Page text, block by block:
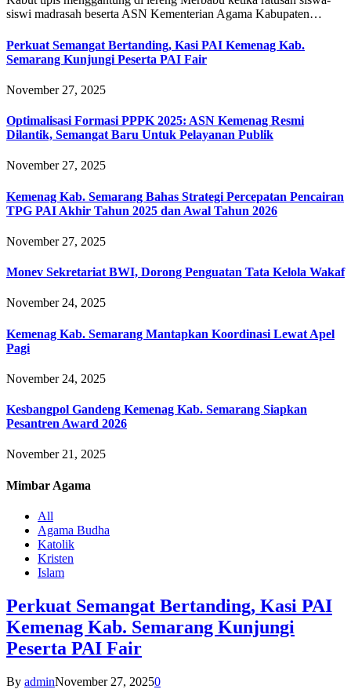
siswi madrasah beserta ASN Kementerian Agama Kabupaten…
Perkuat Semangat Bertanding, Kasi PAI Kemenag Kab.
Semarang Kunjungi Peserta PAI Fair
November 27, 2025
Optimalisasi Formasi PPPK 2025: ASN Kemenag Resmi
Dilantik, Semangat Baru Untuk Pelayanan Publik
November 27, 2025
Kemenag Kab. Semarang Bahas Strategi Percepatan Pencairan
TPG PAI Akhir Tahun 2025 dan Awal Tahun 2026
November 27, 2025
Monev Sekretariat BWI, Dorong Penguatan Tata Kelola Wakaf
November 24, 2025
Kemenag Kab. Semarang Mantapkan Koordinasi Lewat Apel
Pagi
November 24, 2025
Kesbangpol Gandeng Kemenag Kab. Semarang Siapkan
Pesantren Award 2026
November 21, 2025
Mimbar Agama
All
Agama Budha
Katolik
Kristen
Islam
Perkuat Semangat Bertanding, Kasi PAI
Kemenag Kab. Semarang Kunjungi
Peserta PAI Fair
By adminNovember 27, 20250